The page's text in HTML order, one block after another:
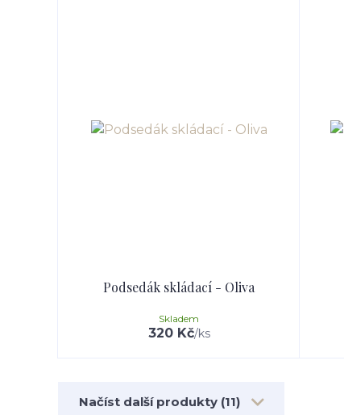
Podsedák skládací - Oliva
320 Kč/ks
Skladem
Načíst další produkty (11)